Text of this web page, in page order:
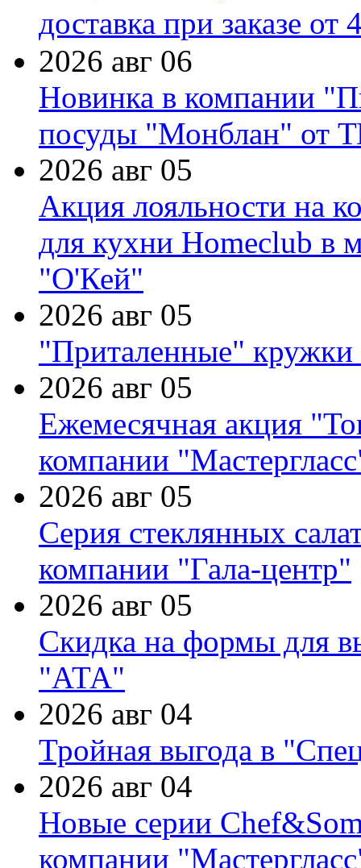
доставка при заказе от
2026 авг 06
Новинка в компании
посуды "Монблан" от
2026 авг 05
Акция лояльности на
для кухни Homeclub в
"О'Кей"
2026 авг 05
"Приталенные" кружки
2026 авг 05
Ежемесячная акция
компании
2026 авг 05
Серия стеклянных
компании "Гала-центр"
2026 авг 05
Скидка на формы для
"АТА"
2026 авг 04
Тройная выгода в
2026 авг 04
Новые серии
компании